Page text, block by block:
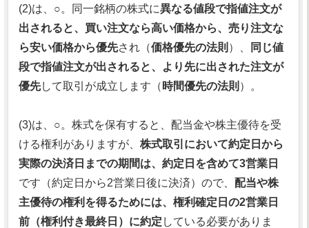
(2)は、○。同一銘柄の株式に異なる値段で指値注文が
出されると、買い注文なら高い価格から、売り注文な
ら安い価格から優先され（価格優先の法則 ）、
同じ値
段で指値注文が出されると、より先に出された注文が
優先して取引が成立します（ 時間優先の法則 ）。
(3)は、○。株式を保有すると、配当金や株主優待を受
ける権利がありますが、 株式取引において約定日から
実際の決済日までの期間は、約定日を含めて3営業日
です（約定日から2営業日後に決済）ので、 配当や株
主優待の権利を得るためには、権利確定日の2営業日
前（権利付き最終日）に約定 している必要がありま